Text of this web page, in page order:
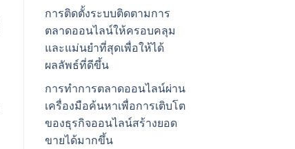
การติดตั้งระบบติดตามการ
ตลาดออนไลน์ให้ครอบคลุม
และแม่นยำที่สุดเพื่อให้ได้
ผลลัพธ์ที่ดีขึ้น
การทำการตลาดออนไลน์ผ่าน
เครื่องมือค้นหาเพื่อการเติบโต
ของธุรกิจออนไลน์สร้างยอด
ขายได้มากขึ้น